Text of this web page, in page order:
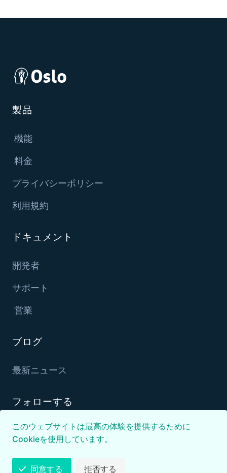
製品
機能
料金
プライバシーポリシー
利用規約
ドキュメント
開発者
サポート
営業
ブログ
最新ニュース
フォローする
このウェブサイトは最高の体験を提供するために
Cookieを使用しています。
同意する 拒否する